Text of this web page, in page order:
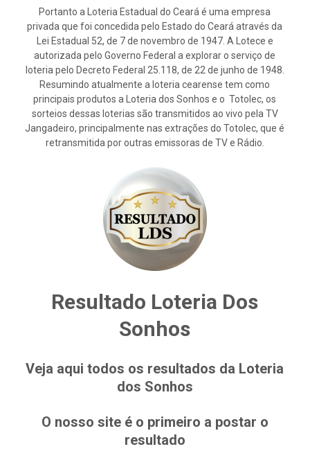
Portanto a Loteria Estadual do Ceará é uma empresa
privada que foi concedida pelo Estado do Ceará através da
Lei Estadual 52, de 7 de novembro de 1947. A Lotece e
autorizada pelo Governo Federal a explorar o serviço de
loteria pelo Decreto Federal 25.118, de 22 de junho de 1948.
Resumindo atualmente a loteria cearense tem como
principais produtos a Loteria dos Sonhos e o Totolec, os
sorteios dessas loterias são transmitidos ao vivo pela TV
Jangadeiro, principalmente nas extrações do Totolec, que é
retransmitida por outras emissoras de TV e Rádio.
Resultado Loteria Dos
Sonhos
Veja aqui todos os resultados da Loteria
dos Sonhos
O nosso site é o primeiro a postar o
resultado